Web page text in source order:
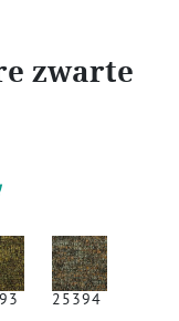
zwarte
25394